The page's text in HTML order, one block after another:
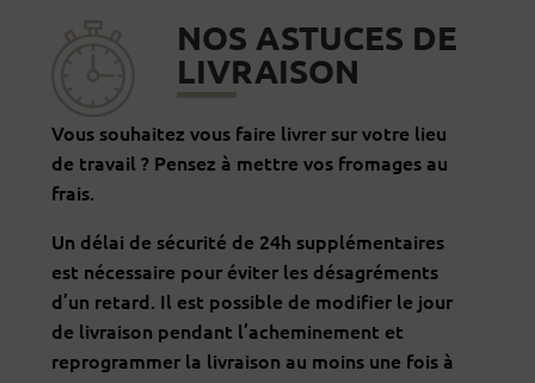
NOS ASTUCES DE
LIVRAISON
Vous souhaitez vous faire livrer sur votre lieu
de travail ? Pensez à mettre vos fromages au
frais.
Un délai de sécurité de 24h supplémentaires
est nécessaire pour éviter les désagréments
d’un retard. Il est possible de modifier le jour
de livraison pendant l’acheminement et
reprogrammer la livraison au moins une fois à